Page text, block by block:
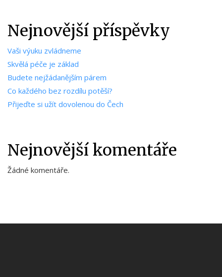
Nejnovější příspěvky
Vaši výuku zvládneme
Skvělá péče je základ
Budete nejžádanějším párem
Co každého bez rozdílu potěší?
Přijeďte si užít dovolenou do Čech
Nejnovější komentáře
Žádné komentáře.